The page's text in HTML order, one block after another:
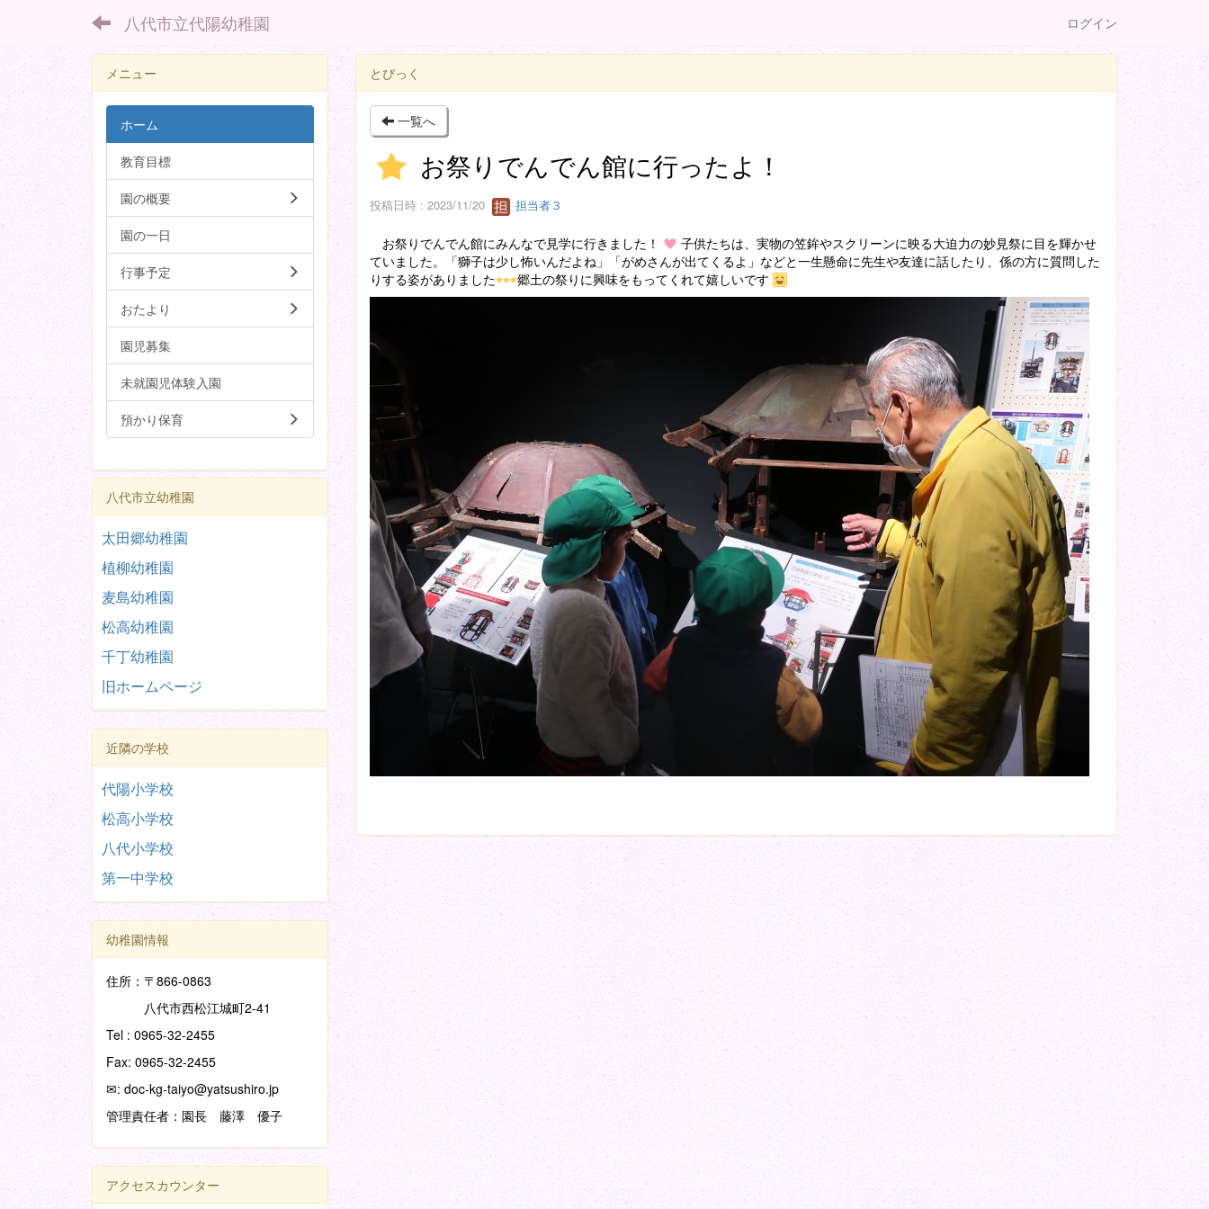
八代市立代陽幼稚園 ログイン
とぴっく
一覧へ
お祭りでんでん館に行ったよ！
投稿日時 : 2023/11/20 担当者３
お祭りでんでん館にみんなで見学に行きました！
子供たちは、実物の笠鉾やスクリーンに映る大迫力の妙見祭に目を輝かせ
ていました。「獅子は少し怖いんだよね」「がめさんが出てくるよ」などと一生懸命に先生や友達に話したり、係の方に質問した
りする姿がありました
郷土の祭りに興味をもってくれて嬉しいです
メニュー
ホーム
教育目標
園の概要
園の一日
行事予定
おたより
園児募集
未就園児体験入園
預かり保育
八代市立幼稚園
太田郷幼稚園
植柳幼稚園
麦島幼稚園
松高幼稚園
千丁幼稚園
旧ホームページ
近隣の学校
代陽小学校
松高小学校
八代小学校
第一中学校
幼稚園情報
住所：〒866-0863
八代市西松江城町2-41
Tel : 0965-32-2455
Fax: 0965-32-2455
✉: doc-kg-taiyo@yatsushiro.jp
管理責任者：園長 藤澤 優子
アクセスカウンター